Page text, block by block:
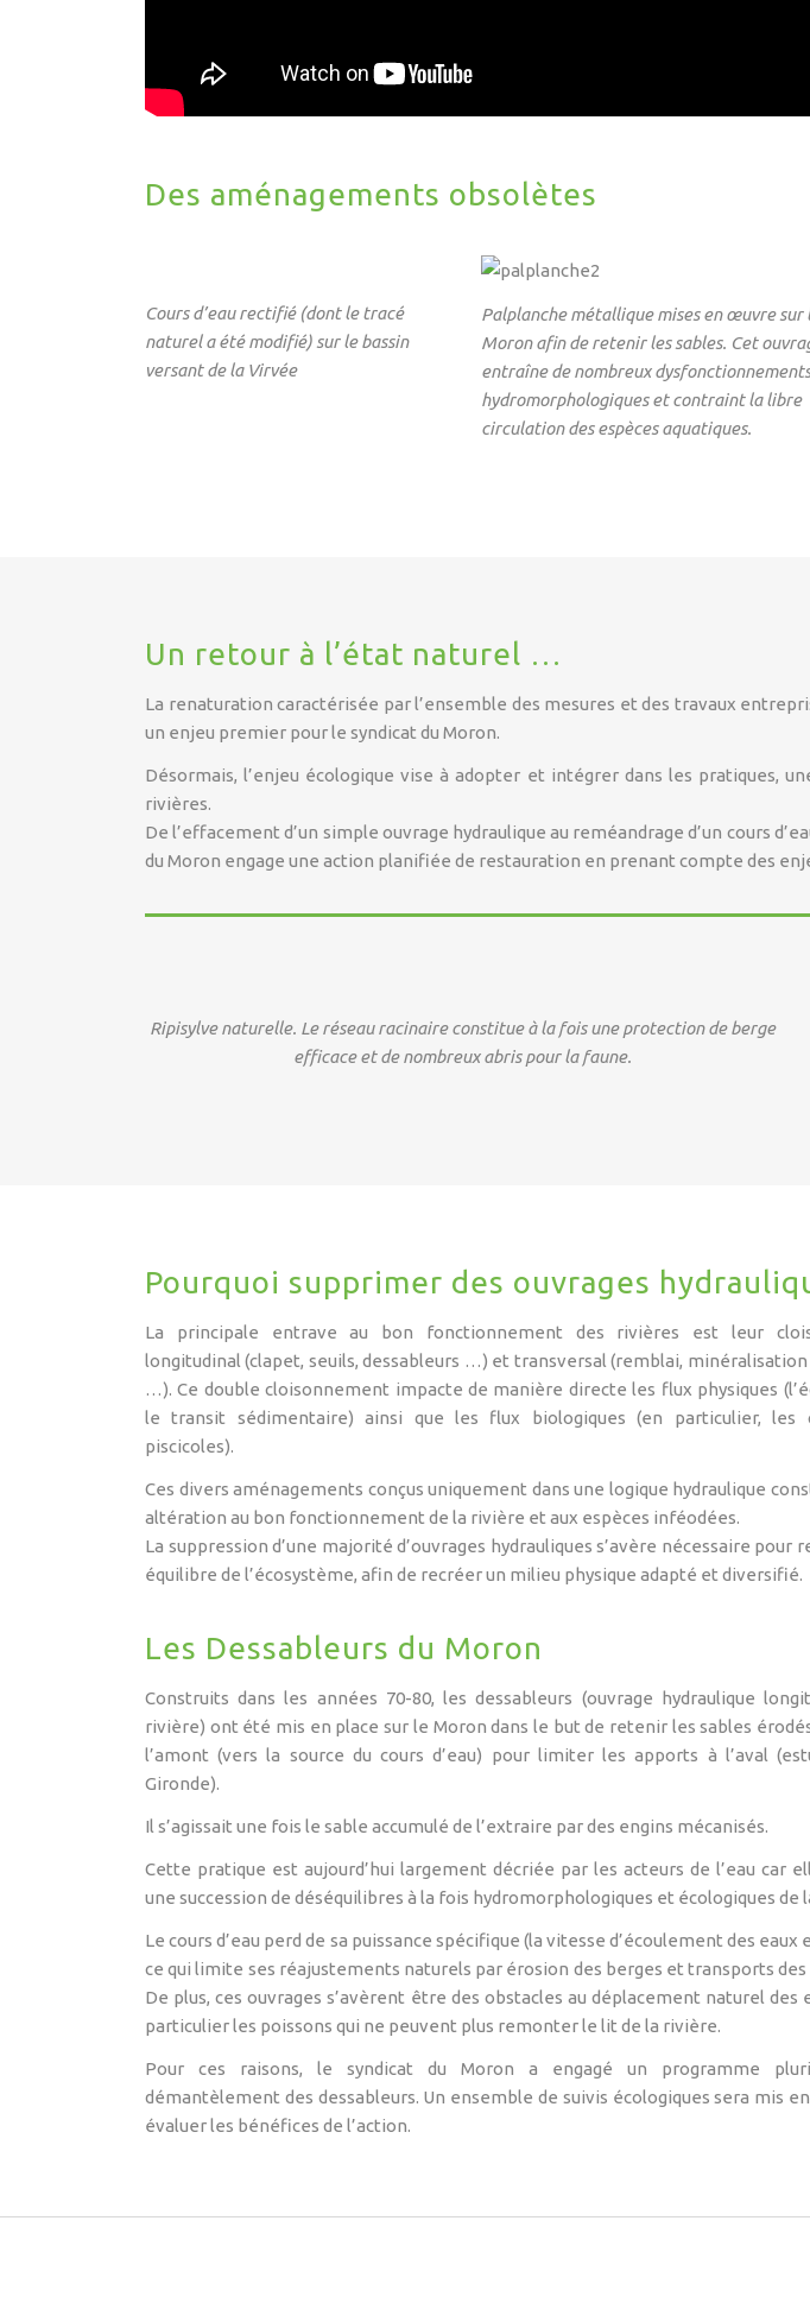
Des aménagements obsolètes
Cours d’eau rectifié (dont le tracé
naturel a été modifié) sur le bassin
versant de la Virvée
Palplanche métallique mises en œuvre sur
Moron afin de retenir les sables. Cet
entraîne de nombreux dysfonctionnements
hydromorphologiques et contraint la libre
circulation des espèces aquatiques.
Un retour à l’état naturel …
La renaturation caractérisée par l’ensemble des mesures et des travaux
un enjeu premier pour le syndicat du Moron.
Désormais, l’enjeu écologique vise à adopter et intégrer dans les pratiques,
rivières.
De l’effacement d’un simple ouvrage hydraulique au reméandrage d’un cours
du Moron engage une action planifiée de restauration en prenant compte des
Ripisylve naturelle. Le réseau racinaire constitue à la fois une protection de berge
efficace et de nombreux abris pour la faune.
Pourquoi supprimer des ouvrages
La principale entrave au bon fonctionnement des rivières est leur
longitudinal (clapet, seuils, dessableurs …) et transversal (remblai, minéralisation
…). Ce double cloisonnement impacte de manière directe les flux physiques
le transit sédimentaire) ainsi que les flux biologiques (en particulier, les
piscicoles).
Ces divers aménagements conçus uniquement dans une logique hydraulique
altération au bon fonctionnement de la rivière et aux espèces inféodées.
La suppression d’une majorité d’ouvrages hydrauliques s’avère nécessaire pour
équilibre de l’écosystème, afin de recréer un milieu physique adapté et diversifié.
Les Dessableurs du Moron
Construits dans les années 70-80, les dessableurs (ouvrage hydraulique
rivière) ont été mis en place sur le Moron dans le but de retenir les sables
l’amont (vers la source du cours d’eau) pour limiter les apports à l’aval
Gironde).
Il s’agissait une fois le sable accumulé de l’extraire par des engins mécanisés.
Cette pratique est aujourd’hui largement décriée par les acteurs de l’eau car
une succession de déséquilibres à la fois hydromorphologiques et écologiques de
Le cours d’eau perd de sa puissance spécifique (la vitesse d’écoulement des eaux
ce qui limite ses réajustements naturels par érosion des berges et transports
De plus, ces ouvrages s’avèrent être des obstacles au déplacement naturel des
particulier les poissons qui ne peuvent plus remonter le lit de la rivière.
Pour ces raisons, le syndicat du Moron a engagé un programme
démantèlement des dessableurs. Un ensemble de suivis écologiques sera mis
évaluer les bénéfices de l’action.